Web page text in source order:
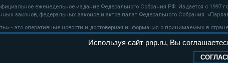
еженедельное издание Федерального Собрания РФ. Издается с
законов, федеральных законов и актов палат Федерального Собрания.
- это оперативные новости и достоверная информация о принимаемых в
ссылка на pnp.ru обязательна.
рекомендательные технологии
Используя сайт pnp.ru, Вы